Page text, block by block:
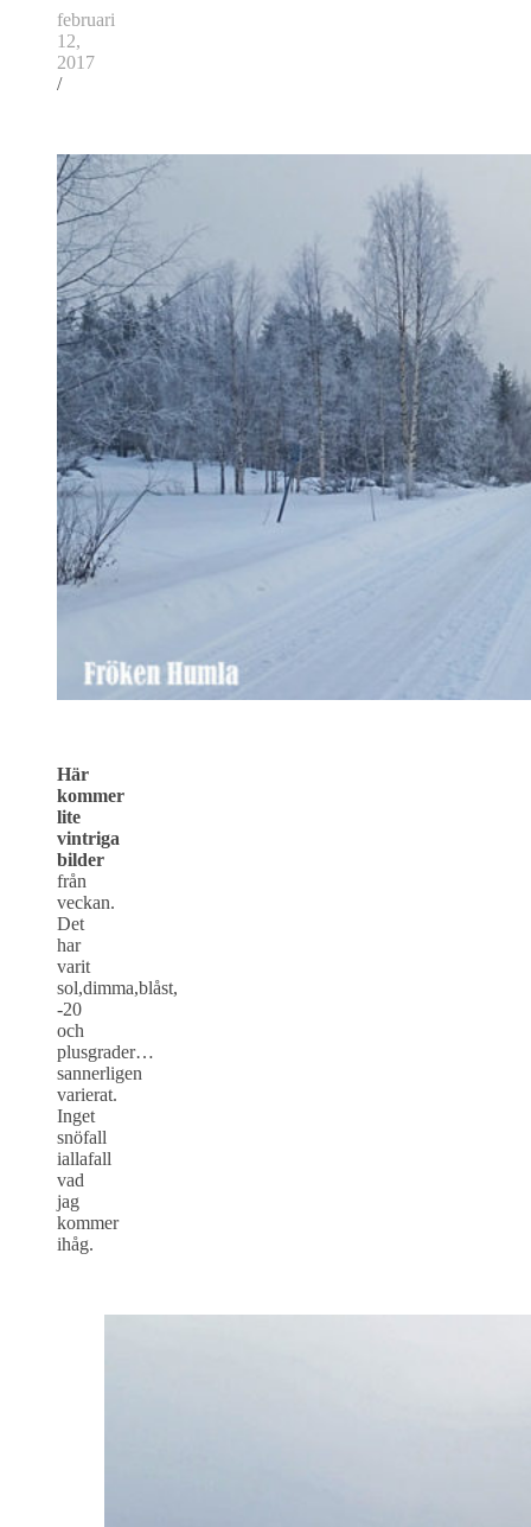
februari
12,
2017
/
Här
kommer
lite
vintriga
bilder
från
veckan.
Det
har
varit
sol,dimma,blåst,
-20
och
plusgrader…
sannerligen
varierat.
Inget
snöfall
iallafall
vad
jag
kommer
ihåg.